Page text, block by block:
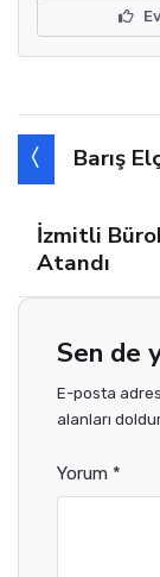
Barış
İzmitli
Atandı
Sen de
E-posta
alanları
Yorum *